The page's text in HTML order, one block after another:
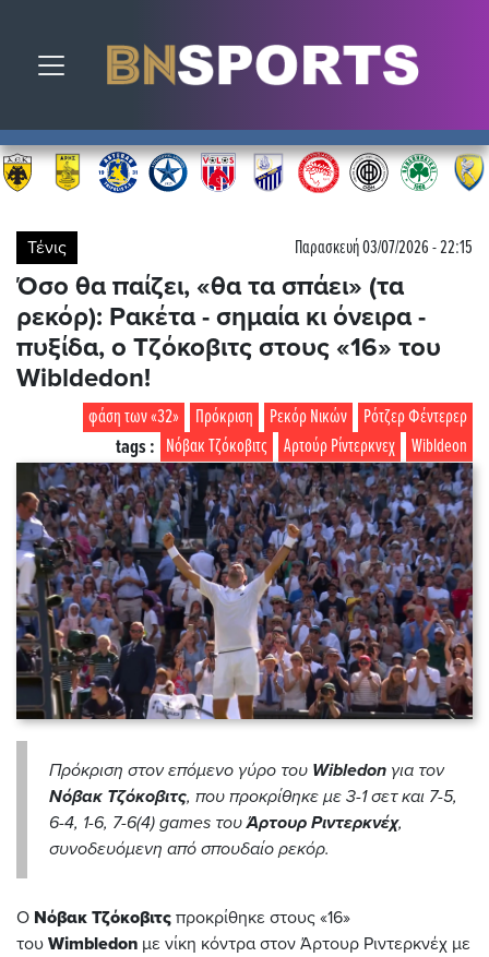
Toggle navigation
Τένις Παρασκευή 03/07/2026 - 22:15
Όσο θα παίζει, «θα τα σπάει» (τα
ρεκόρ): Ρακέτα - σημαία κι όνειρα -
πυξίδα, ο Τζόκοβιτς στους «16» του
Wibldedon!
Ρότζερ Φέντερερ
Ρεκόρ Νικών
Πρόκριση
φάση των «32»
Wibldeon
Αρτούρ Ρίντερκνεχ
Νόβακ Τζόκοβιτς
tags :
Πρόκριση στον επόμενο γύρο του Wibledon για τον
Νόβακ Τζόκοβιτς, που προκρίθηκε με 3-1 σετ και 7-5,
6-4, 1-6, 7-6(4) games τουΆρτουρ Ριντερκνέχ,
συνοδευόμενη από σπουδαίο ρεκόρ.
Ο Νόβακ Τζόκοβιτς προκρίθηκε στους «16»
του Wimbledon με νίκη κόντρα στον Άρτουρ Ριντερκνέχ με